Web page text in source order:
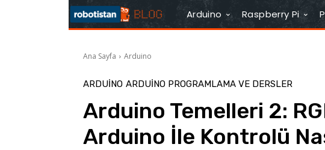
Arduino Raspberry Pi
Ana Sayfa Arduino
ARDUINO ARDUINO PROGRAMLAMA VE DERSLER
Arduino Temelleri 2:
Arduino İle Kontrolü